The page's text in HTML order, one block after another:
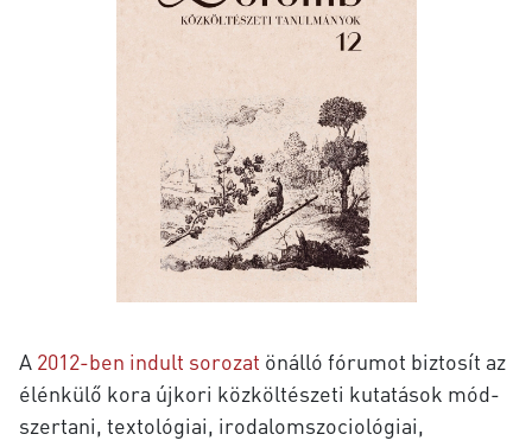
A 2012-ben indult sorozat ön­ál­ló fó­ru­mot biz­to­sít az
élén­kü­lő kora új­ko­ri köz­köl­té­sze­ti ku­ta­tá­sok mód­
szer­ta­ni, texto­ló­gi­ai, iro­da­lom­szo­cio­ló­gi­ai,